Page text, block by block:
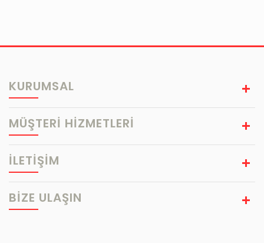
KURUMSAL
MÜŞTERİ HİZMETLERİ
İLETİŞİM
BIZE ULAŞIN